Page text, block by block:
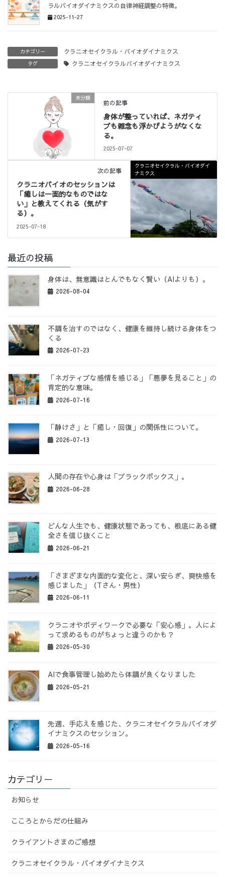
ラルバイオダイナミクスの自律神経調整の特徴。
2025-11-27
カテゴリー クラニオセイクラル・バイオダイナミクス
タグ クラニオセイクラルバイオダイナミクス
未分類
前の記事
身体が整っていれば、ネガティ
ブも雑念も浮かびようがなくな
る。
2025-07-07
クラニオセイクラル・バイオダイ
ナミクス
次の記事
クラニオバイオのセッションは
「癒しは一面的なものではな
い」と教えてくれる（気がす
る）。
2025-07-18
最近の投稿
身体は、無意識はとんでもなく賢い（AIよりも）。
2026-08-04
不調を治すのではなく、健康を維持し続ける身体をつ
くる
2026-07-23
「ネガティブな感情を感じる」「悪夢を見ること」の
肯定的な意味。
2026-07-16
「静けさ」と「癒し・回復」の関係性について。
2026-07-13
人間の存在や心身は「ブラックボックス」。
2026-06-28
どんな人生でも、健康状態であっても、根底にある健
全さを信じ抜くこと
2026-06-21
「さまざまな内面的な変化と、深い安らぎ、爽快感を
感じました」（Tさん・男性）
2026-06-11
クラニオやボディワークで必要な「安心感」。人によ
って求めるものがちょっと違うのかも？
2026-05-30
AIで食事管理し始めたら体調が良くなりました
2026-05-21
先週、手応えを感じた、クラニオセイクラルバイオダ
イナミクスのセッション。
2026-05-16
カテゴリー
お知らせ
こころとからだの仕組み
クライアントさまのご感想
クラニオセイクラル・バイオダイナミクス